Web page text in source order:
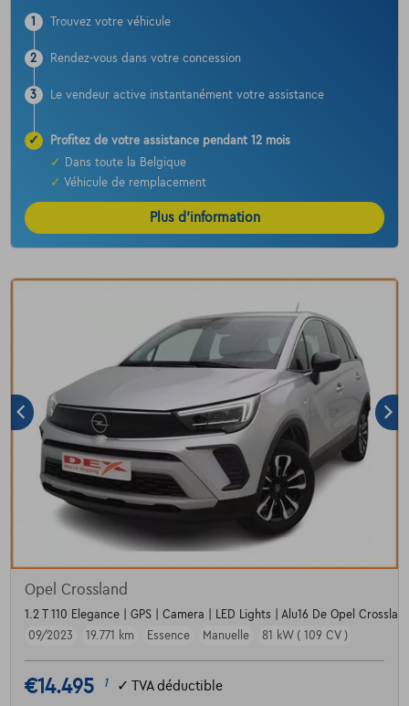
1 Trouvez votre véhicule
2 Rendez-vous dans votre concession
3 Le vendeur active instantanément votre assistance
✓
Profitez de votre assistance pendant 12 mois
✓
Dans toute la Belgique
✓ Véhicule de remplacement
Plus d’information
Opel Crossland
1.2 T 110 Elegance | GPS | Camera | LED Lights | Alu16 De Opel
09/2023
19.771 km Essence Manuelle 81 kW ( 109 CV )
€14.495 1 ✓ TVA déductible